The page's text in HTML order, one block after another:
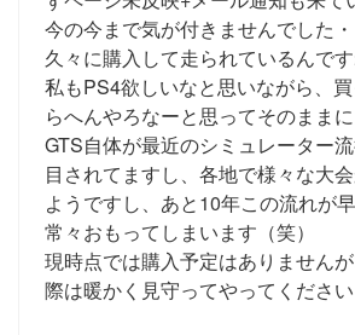
今の今まで気が付きませんでした・
久々に購入して走られているんで
私もPS4欲しいなと思いながら、
らへんやろなーと思ってそのままに
GTS自体が最近のシミュレーター
目されてますし、各地で様々な大
ようですし、あと10年この流れが
常々おもってしまいます（笑）
現時点では購入予定はありません
際は暖かく見守ってやってください